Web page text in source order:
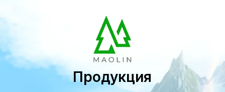
Продукция